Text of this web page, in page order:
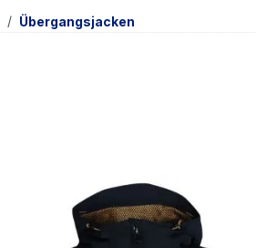
/ Übergangsjacken